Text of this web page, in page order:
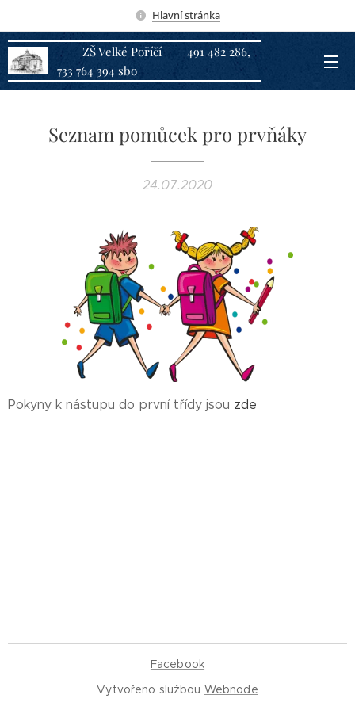
Hlavní stránka
ZŠ Velké Poříčí 491 482 286,
733 764 394 sbo
Seznam pomůcek pro prvňáky
24.07.2020
Pokyny k nástupu do první třídy jsou zde
Facebook
Vytvořeno službou Webnode